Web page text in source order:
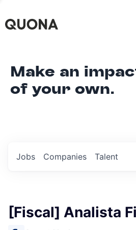
Make an
of your own.
Jobs Companies Talent
[Fiscal] Analista